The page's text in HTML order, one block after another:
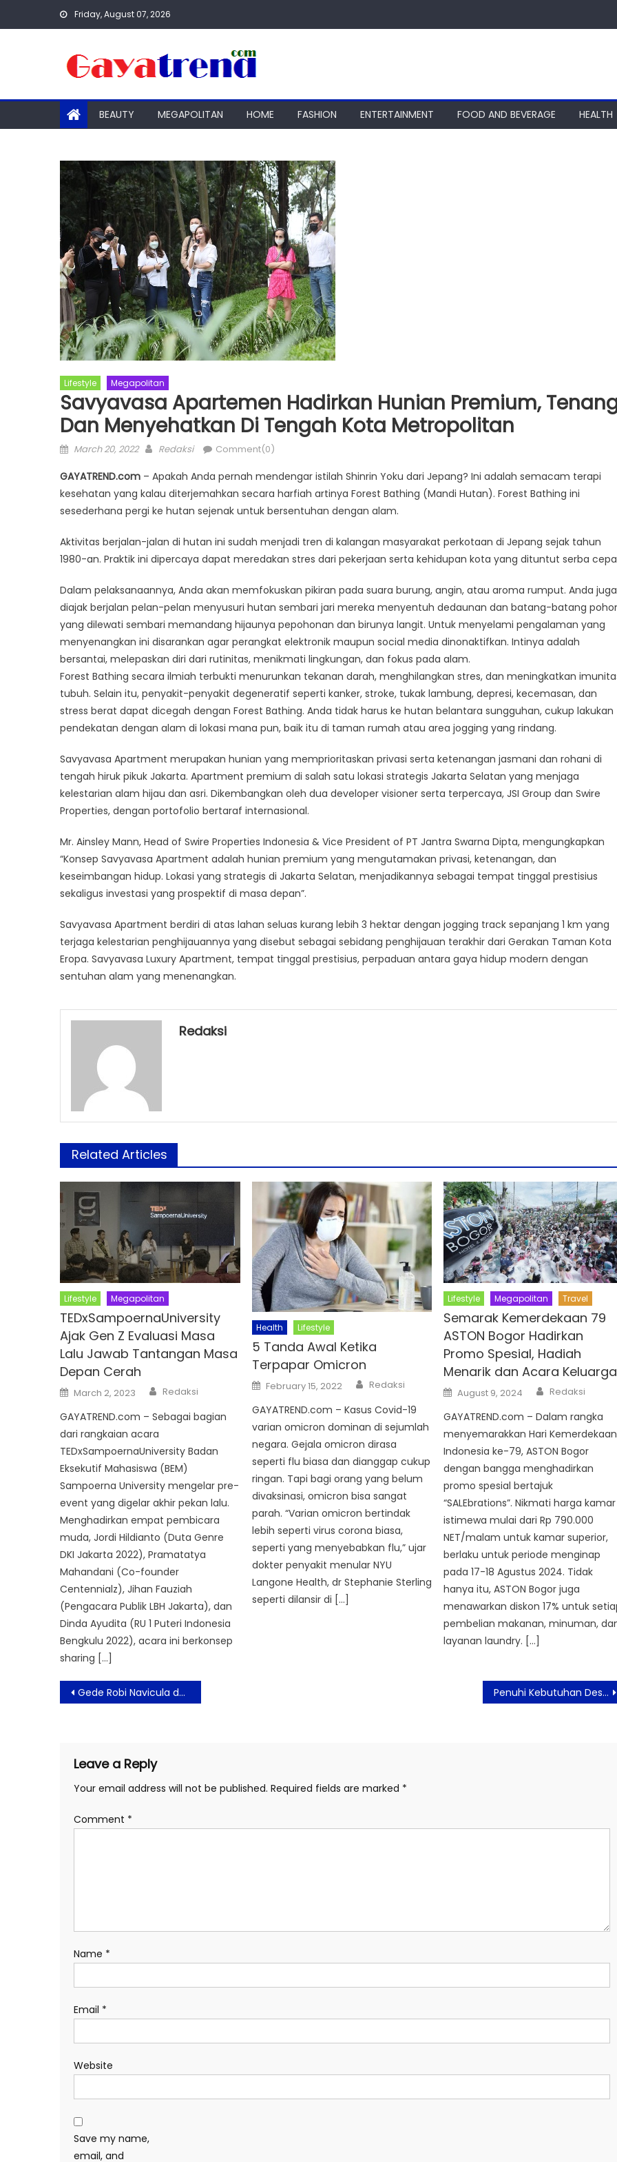
Friday, August 07, 2026
BEAUTY MEGAPOLITAN HOME FASHION ENTERTAINMENT FOOD AND BEVERAGE HEALTH
Lifestyle Megapolitan
Savyavasa Apartemen Hadirkan Hunian Premium,
Dan Menyehatkan Di Tengah Kota Metropolitan
Posted
March 20, 2022 Author
Redaksi Comment(0)
GAYATREND.com – Apakah Anda pernah mendengar istilah Shinrin Yoku dari Jepang? Ini adalah semacam terapi
kesehatan yang kalau diterjemahkan secara harfiah artinya Forest Bathing (Mandi Hutan). Forest Bathing ini
sesederhana pergi ke hutan sejenak untuk bersentuhan dengan alam.
Aktivitas berjalan-jalan di hutan ini sudah menjadi tren di kalangan masyarakat perkotaan di Jepang sejak tahun
1980-an. Praktik ini dipercaya dapat meredakan stres dari pekerjaan serta kehidupan kota yang dituntut serba
Dalam pelaksanaannya, Anda akan memfokuskan pikiran pada suara burung, angin, atau aroma rumput. Anda juga
diajak berjalan pelan-pelan menyusuri hutan sembari jari mereka menyentuh dedaunan dan batang-batang
yang dilewati sembari memandang hijaunya pepohonan dan birunya langit. Untuk menyelami pengalaman yang
menyenangkan ini disarankan agar perangkat elektronik maupun social media dinonaktifkan. Intinya adalah
bersantai, melepaskan diri dari rutinitas, menikmati lingkungan, dan fokus pada alam.
Forest Bathing secara ilmiah terbukti menurunkan tekanan darah, menghilangkan stres, dan meningkatkan
tubuh. Selain itu, penyakit-penyakit degeneratif seperti kanker, stroke, tukak lambung, depresi, kecemasan, dan
stress berat dapat dicegah dengan Forest Bathing. Anda tidak harus ke hutan belantara sungguhan, cukup lakukan
pendekatan dengan alam di lokasi mana pun, baik itu di taman rumah atau area jogging yang rindang.
Savyavasa Apartment merupakan hunian yang memprioritaskan privasi serta ketenangan jasmani dan rohani di
tengah hiruk pikuk Jakarta. Apartment premium di salah satu lokasi strategis Jakarta Selatan yang menjaga
kelestarian alam hijau dan asri. Dikembangkan oleh dua developer visioner serta terpercaya, JSI Group dan Swire
Properties, dengan portofolio bertaraf internasional.
Mr. Ainsley Mann, Head of Swire Properties Indonesia & Vice President of PT Jantra Swarna Dipta, mengungkapkan
“Konsep Savyavasa Apartment adalah hunian premium yang mengutamakan privasi, ketenangan, dan
keseimbangan hidup. Lokasi yang strategis di Jakarta Selatan, menjadikannya sebagai tempat tinggal prestisius
sekaligus investasi yang prospektif di masa depan”.
Savyavasa Apartment berdiri di atas lahan seluas kurang lebih 3 hektar dengan jogging track sepanjang 1 km yang
terjaga kelestarian penghijauannya yang disebut sebagai sebidang penghijauan terakhir dari Gerakan Taman Kota
Eropa. Savyavasa Luxury Apartment, tempat tinggal prestisius, perpaduan antara gaya hidup modern dengan
sentuhan alam yang menenangkan.
Redaksi
Related Articles
Lifestyle Megapolitan
TEDxSampoernaUniversity
Ajak Gen Z Evaluasi Masa
Lalu Jawab Tantangan Masa
Depan Cerah
Posted
on
March 2, 2023 Author
Redaksi
GAYATREND.com – Sebagai bagian
dari rangkaian acara
TEDxSampoernaUniversity Badan
Eksekutif Mahasiswa (BEM)
Sampoerna University mengelar pre-
event yang digelar akhir pekan lalu.
Menghadirkan empat pembicara
muda, Jordi Hildianto (Duta Genre
DKI Jakarta 2022), Pramatatya
Mahandani (Co-founder
Centennialz), Jihan Fauziah
(Pengacara Publik LBH Jakarta), dan
Dinda Ayudita (RU 1 Puteri Indonesia
Bengkulu 2022), acara ini berkonsep
sharing […]
Health Lifestyle
5 Tanda Awal Ketika
Terpapar Omicron
Posted
on
February 15, 2022 Author
Redaksi
GAYATREND.com – Kasus Covid-19
varian omicron dominan di sejumlah
negara. Gejala omicron dirasa
seperti flu biasa dan dianggap cukup
ringan. Tapi bagi orang yang belum
divaksinasi, omicron bisa sangat
parah. “Varian omicron bertindak
lebih seperti virus corona biasa,
seperti yang menyebabkan flu,” ujar
dokter penyakit menular NYU
Langone Health, dr Stephanie Sterling
seperti dilansir di […]
Lifestyle Megapolitan Travel
Semarak Kemerdekaan 79
ASTON Bogor Hadirkan
Promo Spesial, Hadiah
Menarik dan Acara Keluarga
Posted
on
August 9, 2024 Author
Redaksi
GAYATREND.com – Dalam rangka
menyemarakkan Hari Kemerdekaan
Indonesia ke-79, ASTON Bogor
dengan bangga menghadirkan
promo spesial bertajuk
“SALEbrations”. Nikmati harga kamar
istimewa mulai dari Rp 790.000
NET/malam untuk kamar superior,
berlaku untuk periode menginap
pada 17-18 Agustus 2024. Tidak
hanya itu, ASTON Bogor juga
menawarkan diskon 17% untuk
pembelian makanan, minuman,
layanan laundry. […]
Post
navigation
Gede Robi Navicula dan Film Dokumenter Pulau Plastik Tentang Keresahan Bencana Plastik di Indonesia Tampil pada SXSW 2022 Penuhi Kebutuhan Desain dan Interior, Carta Laminates Luncurkan Koleksi Terbaru di IndoBuildTech 2022
Leave a Reply
Your email address will not be published. Required fields are marked *
Comment *
Name *
Email *
Website
Save my name,
email, and